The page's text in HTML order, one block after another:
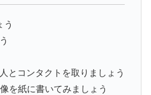
う
とコンタクトを取りましょう
を紙に書いてみましょう